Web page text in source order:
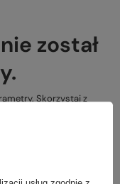
został
Skorzystaj z